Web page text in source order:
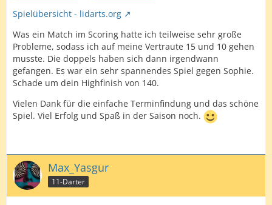
Spielübersicht - lidarts.org
Was ein Match im Scoring hatte ich teilweise sehr große
Probleme, sodass ich auf meine Vertraute 15 und 10 gehen
musste. Die doppels haben sich dann irgendwann
gefangen. Es war ein sehr spannendes Spiel gegen Sophie.
Schade um dein Highfinish von 140.
Vielen Dank für die einfache Terminfindung und das schöne
Spiel. Viel Erfolg und Spaß in der Saison noch.
Max_Yasgur
11-Darter